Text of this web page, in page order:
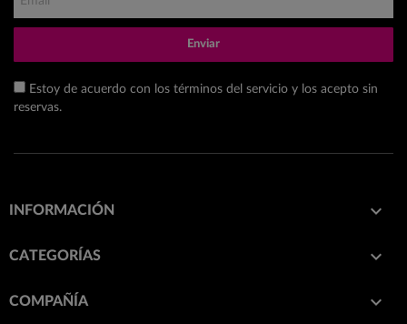
Enviar
Estoy de acuerdo con los términos del servicio y los acepto sin
reservas.
INFORMACIÓN 
CATEGORÍAS 
COMPAÑÍA 